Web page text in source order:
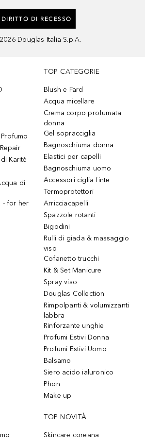
DIRITTO DI RECESSO
2026 Douglas Italia S.p.A.
Karitè
di
- for her
TOP CATEGORIE
Blush e Fard
Acqua micellare
Crema corpo profumata
donna
Gel sopracciglia
Bagnoschiuma donna
Elastici per capelli
Bagnoschiuma uomo
Accessori ciglia finte
Termoprotettori
Arricciacapelli
Spazzole rotanti
Bigodini
Rulli di giada & massaggio
viso
Cofanetto trucchi
Kit & Set Manicure
Spray viso
Douglas Collection
Rimpolpanti & volumizzanti
labbra
Rinforzante unghie
Profumi Estivi Donna
Profumi Estivi Uomo
Balsamo
Siero acido ialuronico
Phon
Make up
TOP NOVITÀ
Skincare coreana